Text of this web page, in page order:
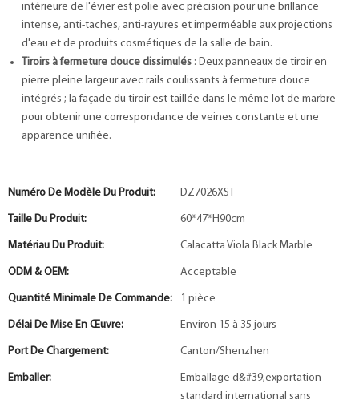
intérieure de l'évier est polie avec précision pour une brillance
intense, anti-taches, anti-rayures et imperméable aux projections
d'eau et de produits cosmétiques de la salle de bain.
Tiroirs à fermeture douce dissimulés: Deux panneaux de tiroir en
pierre pleine largeur avec rails coulissants à fermeture douce
intégrés ; la façade du tiroir est taillée dans le même lot de marbre
pour obtenir une correspondance de veines constante et une
apparence unifiée.
Numéro De Modèle Du Produit: DZ7026XST
Taille Du Produit: 60*47*H90cm
Matériau Du Produit: Calacatta Viola Black Marble
ODM & OEM: Acceptable
Quantité Minimale De Commande: 1 pièce
Délai De Mise En Œuvre: Environ 15 à 35 jours
Port De Chargement: Canton/Shenzhen
Emballer:
Emballage d&#39;exportation
standard international sans